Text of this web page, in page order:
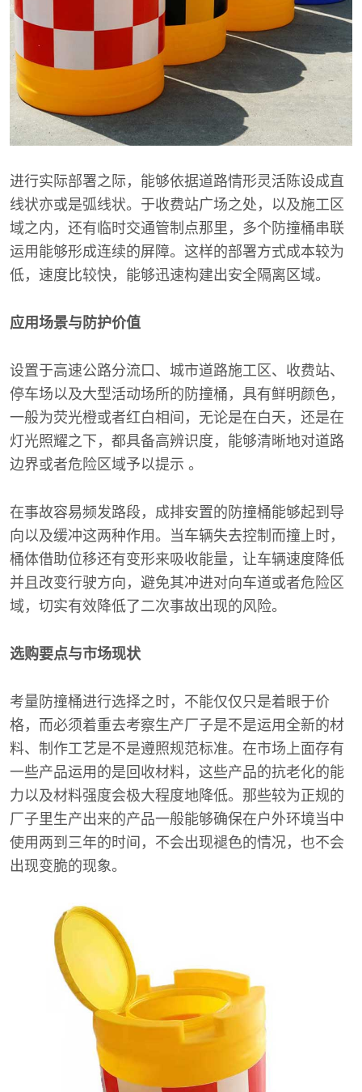
进行实际部署之际，能够依据道路情形灵活陈设成直
线状亦或是弧线状。于收费站广场之处，以及施工区
域之内，还有临时交通管制点那里，多个防撞桶串联
运用能够形成连续的屏障。这样的部署方式成本较为
低，速度比较快，能够迅速构建出安全隔离区域。
应用场景与防护价值
设置于高速公路分流口、城市道路施工区、收费站、
停车场以及大型活动场所的防撞桶，具有鲜明颜色，
一般为荧光橙或者红白相间，无论是在白天，还是在
灯光照耀之下，都具备高辨识度，能够清晰地对道路
边界或者危险区域予以提示 。
在事故容易频发路段，成排安置的防撞桶能够起到导
向以及缓冲这两种作用。当车辆失去控制而撞上时，
桶体借助位移还有变形来吸收能量，让车辆速度降低
并且改变行驶方向，避免其冲进对向车道或者危险区
域，切实有效降低了二次事故出现的风险。
选购要点与市场现状
考量防撞桶进行选择之时，不能仅仅只是着眼于价
格，而必须着重去考察生产厂子是不是运用全新的材
料、制作工艺是不是遵照规范标准。在市场上面存有
一些产品运用的是回收材料，这些产品的抗老化的能
力以及材料强度会极大程度地降低。那些较为正规的
厂子里生产出来的产品一般能够确保在户外环境当中
使用两到三年的时间，不会出现褪色的情况，也不会
出现变脆的现象。